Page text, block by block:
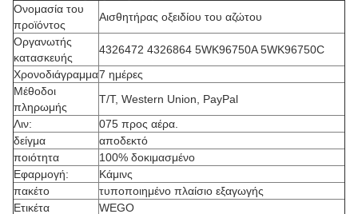
Ονομασία του
προϊόντος
Αισθητήρας οξειδίου του αζώτου
Οργανωτής
κατασκευής
4326472 4326864 5WK96750A 5WK96750C
Χρονοδιάγραμμα7 ημέρες
Μέθοδοι
πληρωμής
T/T, Western Union, PayPal
Λιν:
075 προς αέρα.
δείγμα
αποδεκτό
ποιότητα
100% δοκιμασμένο
Εφαρμογή:
Κάμινς
πακέτο
τυποποιημένο πλαίσιο εξαγωγής
Ετικέτα
WEGO